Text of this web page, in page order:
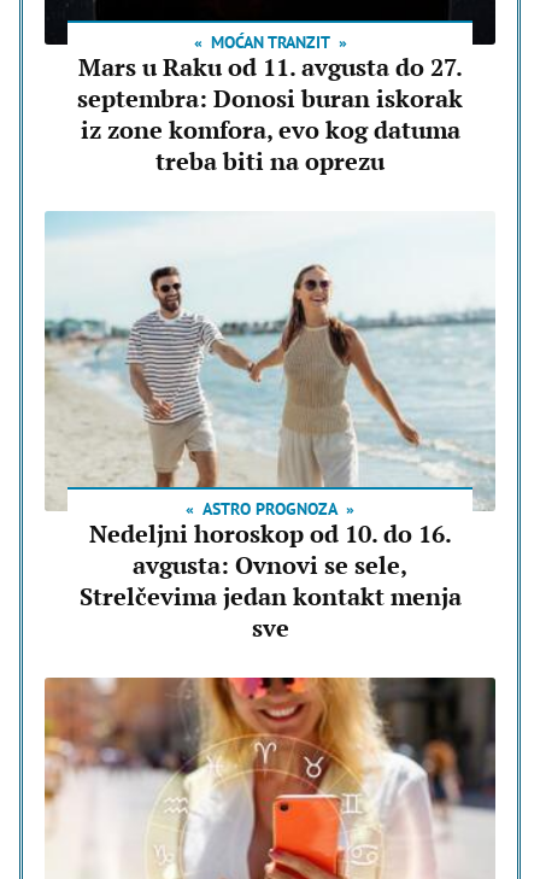
MOĆAN TRANZIT
Mars u Raku od 11. avgusta do 27.
septembra: Donosi buran iskorak
iz zone komfora, evo kog datuma
treba biti na oprezu
ASTRO PROGNOZA
Nedeljni horoskop od 10. do 16.
avgusta: Ovnovi se sele,
Strelčevima jedan kontakt menja
sve